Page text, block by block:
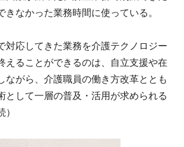
きなかった業務時間に使っている。
応してきた業務を介護テクノロジー
えることができるのは、自立支援や在
ながら、介護職員の働き方改革ととも
として一層の普及・活用が求められる